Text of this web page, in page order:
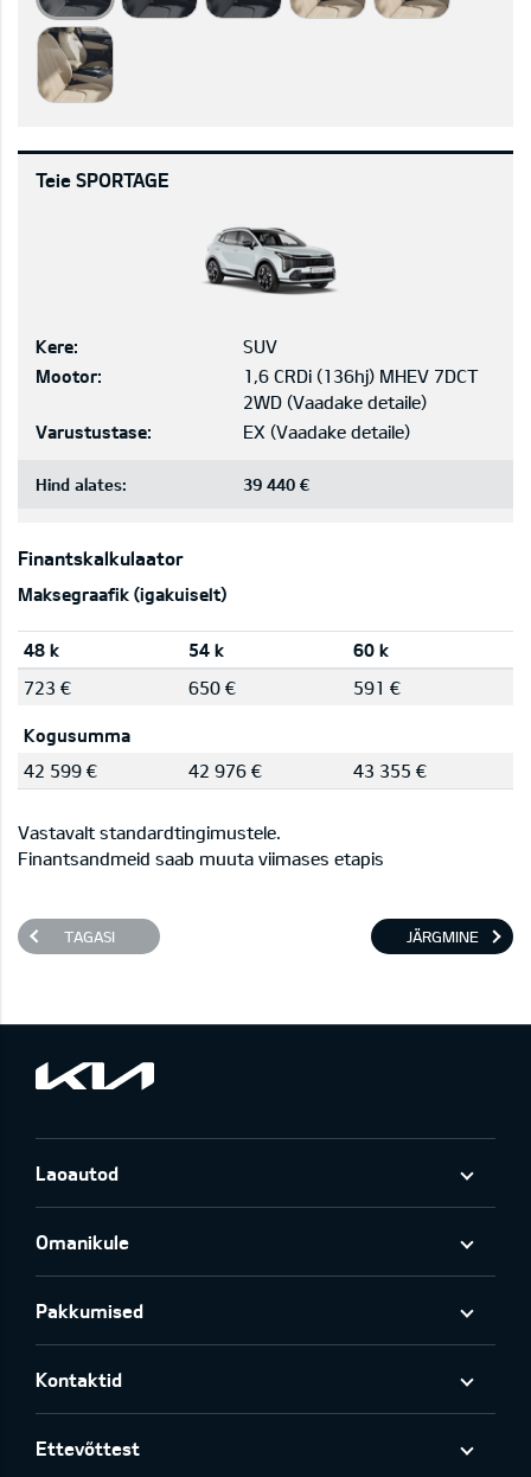
Teie SPORTAGE
Kere:
SUV
Mootor:
1,6 CRDi (136hj) MHEV 7DCT
2WD (Vaadake detaile)
Varustustase:
EX (Vaadake detaile)
Hind alates: 39 440 €
Finantskalkulaator
Maksegraafik (igakuiselt)
48 k 54 k
60 k
723 €
650 € 591 €
Kogusumma
42 599 €
42 976 € 43 355 €
Vastavalt standardtingimustele.
Finantsandmeid saab muuta viimases etapis
TAGASI JÄRGMINE
Laoautod
Omanikule
Pakkumised
Kontaktid
Ettevõttest